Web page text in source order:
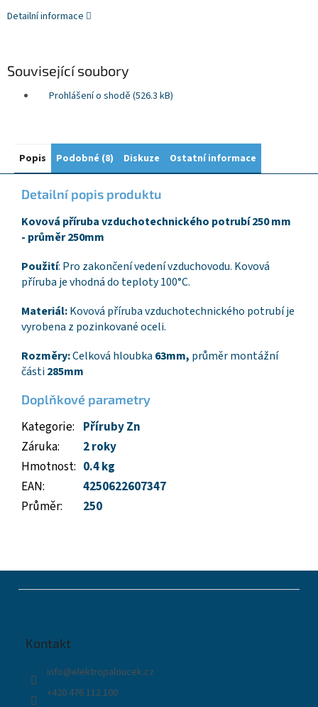
Detailní informace
Související soubory
Prohlášení o shodě (526.3 kB)
Popis Podobné (8) Diskuze Ostatní informace
Detailní popis produktu
Kovová příruba vzduchotechnického potrubí 250 mm
- průměr 250mm
Použití: Pro zakončení vedení vzduchovodu. Kovová
příruba je vhodná do teploty 100°C.
Materiál:Kovová příruba vzduchotechnického potrubí je
vyrobena z pozinkované oceli.
Rozměry:Celková hloubka 63mm, průměr montážní
části285mm
Doplňkové parametry
Kategorie: Příruby Zn
Záruka:
2 roky
Hmotnost: 0.4 kg
EAN:
4250622607347
Průměr: 250
Kontakt
info@elektropaloucek.cz
+420 476 112 100